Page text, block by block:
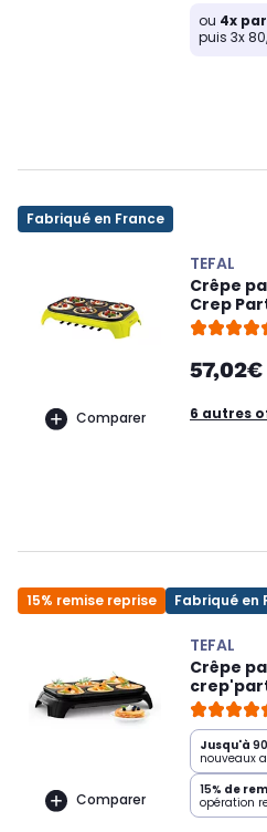
ou 4x
puis 3x
Fabriqué en France
Comparer
TEFAL
Crêpe
Crep
57,02€
6 autres
15% remise reprise Fabriqué en
Comparer
TEFAL
Crêpe
Jusqu'à
nouveaux
15% de
opération